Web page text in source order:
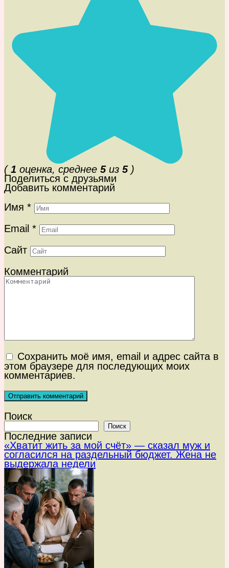
( 1 оценка, среднее 5из 5)
Поделиться с друзьями
Добавить комментарий
Имя *
Email *
Сайт
Комментарий
Сохранить моё имя, email и адрес сайта в
этом браузере для последующих моих
комментариев.
Поиск
Поиск
Последние записи
«Хватит жить за мой счёт» — сказал муж и
согласился на раздельный бюджет. Жена не
выдержала недели